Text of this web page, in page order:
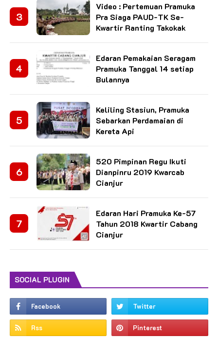
Video : Pertemuan Pramuka
Pra Siaga PAUD-TK Se-
Kwartir Ranting Takokak
Edaran Pemakaian Seragam
Pramuka Tanggal 14 setiap
Bulannya
Keliling Stasiun, Pramuka
Sebarkan Perdamaian di
Kereta Api
520 Pimpinan Regu Ikuti
Dianpinru 2019 Kwarcab
Cianjur
Edaran Hari Pramuka Ke-57
Tahun 2018 Kwartir Cabang
Cianjur
SOCIAL PLUGIN